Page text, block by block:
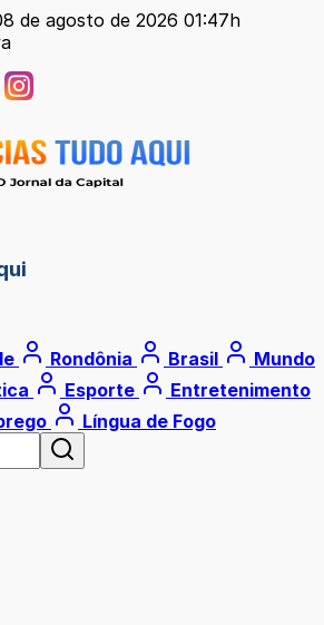
de agosto de 2026 01:47h
Rondônia Brasil
Mundo
Esporte
Entretenimento
Língua de Fogo